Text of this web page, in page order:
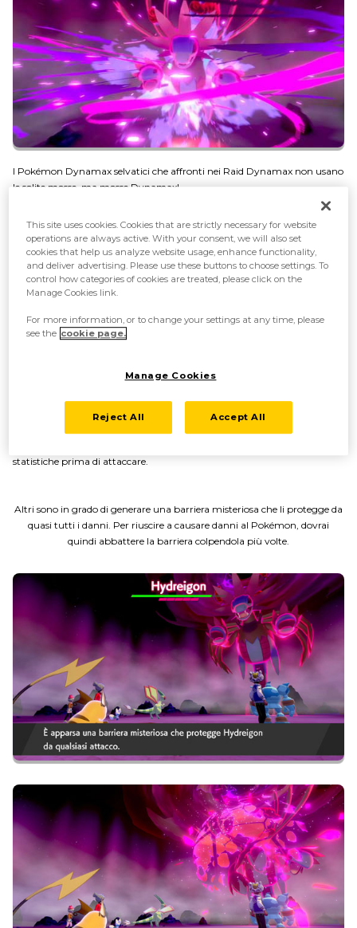
I Pokémon Dynamax selvatici che affronti nei Raid Dynamax non usano
le solite mosse, ma mosse Dynamax!
Alcuni Pokémon Dynamax neutralizzeranno le abilità di tutti i
statistiche prima di attaccare.
Altri sono in grado di generare una barriera misteriosa che li protegge da
quasi tutti i danni. Per riuscire a causare danni al Pokémon, dovrai
quindi abbattere la barriera colpendola più volte.
This site uses cookies. Cookies that are strictly necessary for website
operations are always active. With your consent, we will also set
cookies that help us analyze website usage, enhance functionality,
and deliver advertising. Please use these buttons to choose settings. To
control how categories of cookies are treated, please click on the
Manage Cookies link.
For more information, or to change your settings at any time, please
see the cookie page.
Manage Cookies
Reject All Accept All